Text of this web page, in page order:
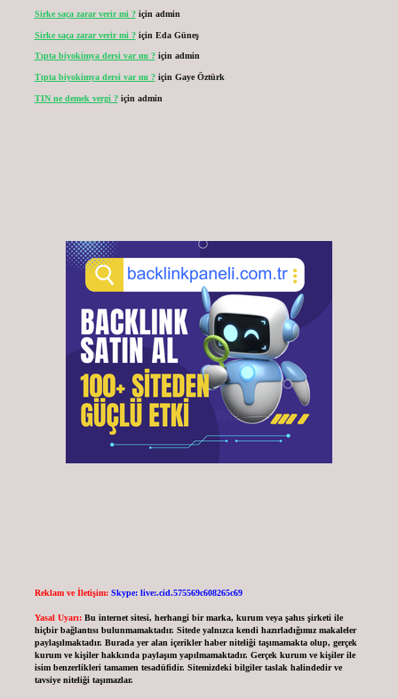
Sirke saça zarar verir mi ?için admin
Sirke saça zarar verir mi ?için Eda Güneş
Tıpta biyokimya dersi var mı ?için admin
Tıpta biyokimya dersi var mı ?için Gaye Öztürk
TIN ne demek vergi ?için admin
Reklam ve İletişim: Skype: live:.cid.575569c608265c69
Yasal Uyarı: Bu internet sitesi, herhangi bir marka, kurum veya şahıs şirketi ile
hiçbir bağlantısı bulunmamaktadır. Sitede yalnızca kendi hazırladığımız makaleler
paylaşılmaktadır. Burada yer alan içerikler haber niteliği taşımamakta olup, gerçek
kurum ve kişiler hakkında paylaşım yapılmamaktadır. Gerçek kurum ve kişiler ile
isim benzerlikleri tamamen tesadüfidir. Sitemizdeki bilgiler taslak halindedir ve
tavsiye niteliği taşımazlar.